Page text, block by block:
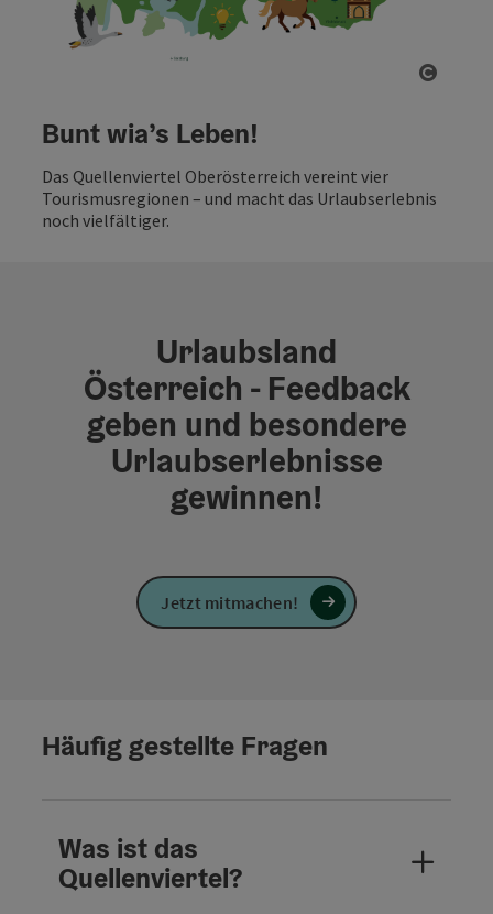
Bunt wia’s Leben!
Das Quellenviertel Oberösterreich vereint vier
Tourismusregionen – und macht das Urlaubserlebnis
noch vielfältiger.
Urlaubsland
Österreich - Feedback
geben und besondere
Urlaubserlebnisse
gewinnen!
Jetzt mitmachen!
Häufig gestellte Fragen
Was ist das
Quellenviertel?